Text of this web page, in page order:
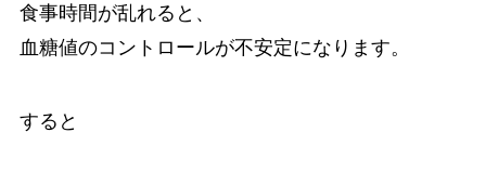
食事時間が乱れると、
血糖値のコントロールが不安定になります。
すると